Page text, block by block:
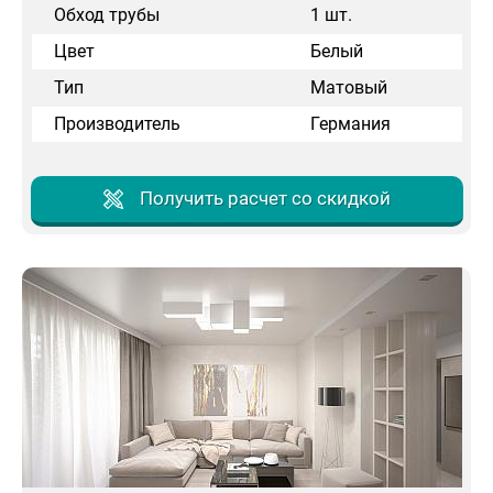
Обход трубы
1 шт.
Цвет
Белый
Тип
Матовый
Производитель
Германия
Получить расчет со скидкой